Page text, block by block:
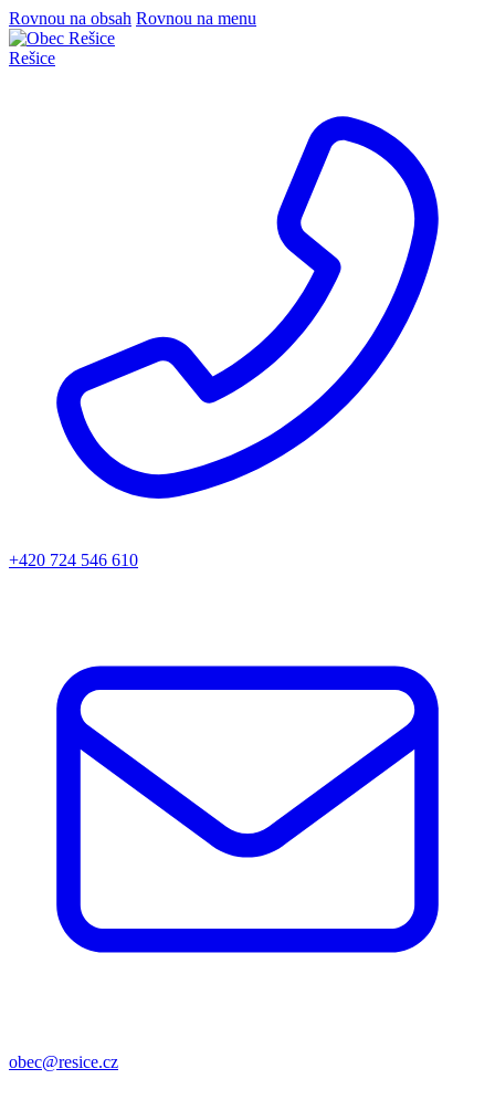
Rovnou na obsah Rovnou na menu
Rešice
+420 724 546 610
obec@resice.cz